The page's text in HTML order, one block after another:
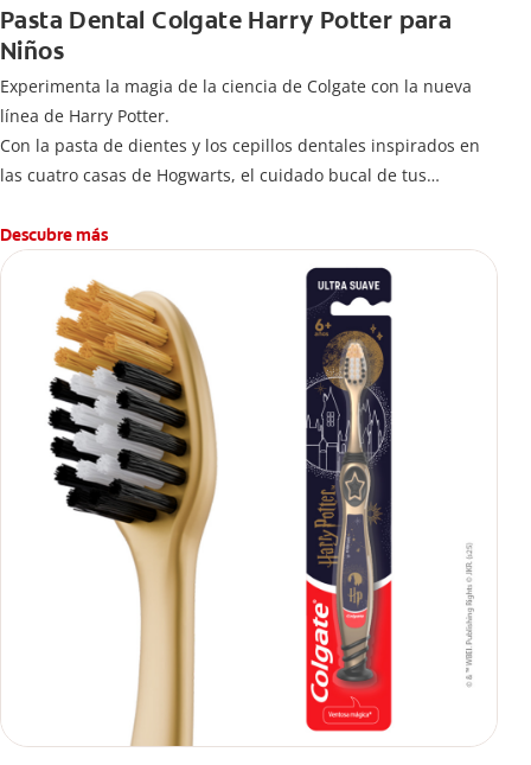
Pasta Dental Colgate Harry Potter para
Niños
Experimenta la magia de la ciencia de Colgate con la nueva
línea de Harry Potter.
Con la pasta de dientes y los cepillos dentales inspirados en
las cuatro casas de Hogwarts, el cuidado bucal de tus
jóvenes magos y brujas.
-Delicioso sabor que hace del cepillado una aventura de
hábitos saludables desde temprana edad.
-Fortalece y cuida sus dientes contra la caries con la ayuda del
flúor, ofreciendo un cuidado confiable adaptado a las
necesidades de los niños.
Inclúyela en su Rutina Diaria
Descubre más